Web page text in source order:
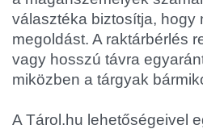
választéka biztosítja, hogy
megoldást. A raktárbérlés
vagy hosszú távra
miközben a tárgyak
A Tárol.hu lehetőségeivel